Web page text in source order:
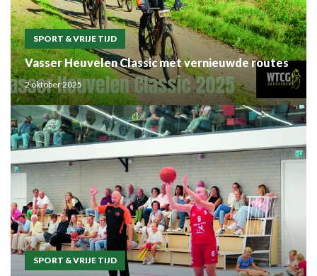
SPORT & VRIJE TIJD
Vasser Heuvelen Classic met vernieuwde routes
2 oktober 2025
SPORT & VRIJE TIJD